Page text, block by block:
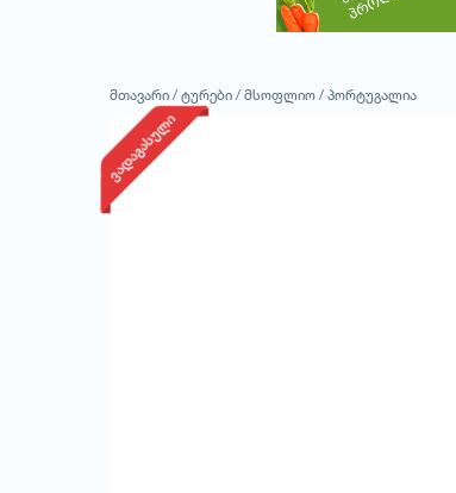
მთავარი / ტურები / მსოფლიო / პორტუგალია
ვადაგასული